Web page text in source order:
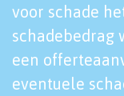
voor schade
schadebedrag
een
eventuele